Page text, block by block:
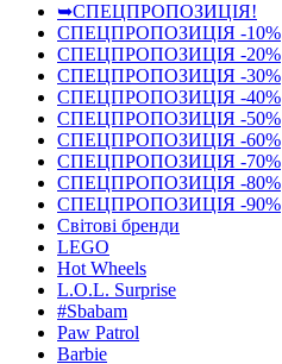
➥СПЕЦПРОПОЗИЦІЯ!
СПЕЦПРОПОЗИЦІЯ -10%
СПЕЦПРОПОЗИЦІЯ -20%
СПЕЦПРОПОЗИЦІЯ -30%
СПЕЦПРОПОЗИЦІЯ -40%
СПЕЦПРОПОЗИЦІЯ -50%
СПЕЦПРОПОЗИЦІЯ -60%
СПЕЦПРОПОЗИЦІЯ -70%
СПЕЦПРОПОЗИЦІЯ -80%
СПЕЦПРОПОЗИЦІЯ -90%
Світові бренди
LEGO
Hot Wheels
L.O.L. Surprise
#Sbabam
Paw Patrol
Barbie